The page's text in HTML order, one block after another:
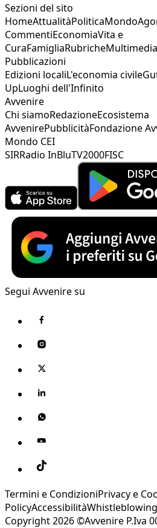
Sezioni del sito
HomeAttualitàPoliticaMondo
CommentiEconomiaVita e
CuraFamigliaRubricheMultimedia
Pubblicazioni
Edizioni localiL'economia civile
UpLuoghi dell'Infinito
Avvenire
Chi siamoRedazioneEcosistema
AvvenirePubblicitàFondazione
Mondo CEI
SIRRadio InBluTV2000FISC
Segui Avvenire su
Termini e CondizioniPrivacy e
PolicyAccessibilitàWhistleblowing
Copyright 2026 ©Avvenire P.Iva